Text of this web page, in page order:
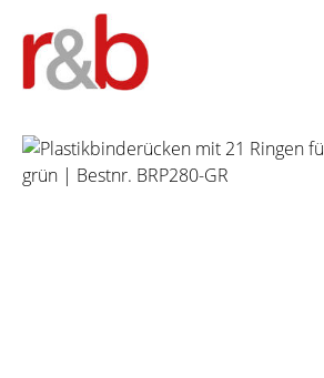
Bildergalerie überspringen